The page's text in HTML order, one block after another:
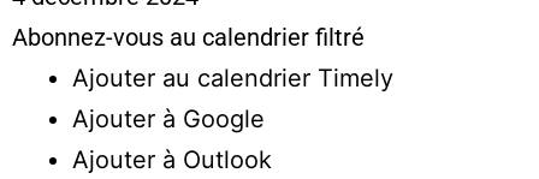
Abonnez-vous au calendrier filtré
Ajouter au calendrier Timely
Ajouter à Google
Ajouter à Outlook